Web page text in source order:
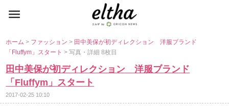
ホーム> ファッション> 田中美保が初ディレクション 洋服ブランド
「Fluffym」スタート> 写真・詳細 8枚目
田中美保が初ディレクション 洋服ブランド
「Fluffym」スタート
2017-02-25 10:10